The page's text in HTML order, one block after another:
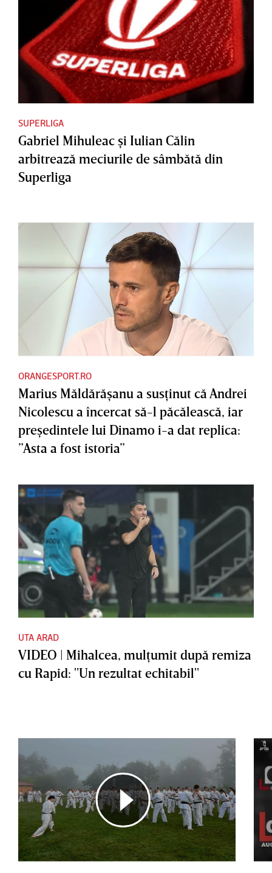
SUPERLIGA
Gabriel Mihuleac şi Iulian Călin
arbitrează meciurile de sâmbătă din
Superliga
ORANGESPORT.RO
Marius Măldărăşanu a susţinut că Andrei
Nicolescu a încercat să-l păcălească, iar
preşedintele lui Dinamo i-a dat replica:
”Asta a fost istoria”
UTA ARAD
VIDEO | Mihalcea, mulţumit după remiza
cu Rapid: "Un rezultat echitabil"